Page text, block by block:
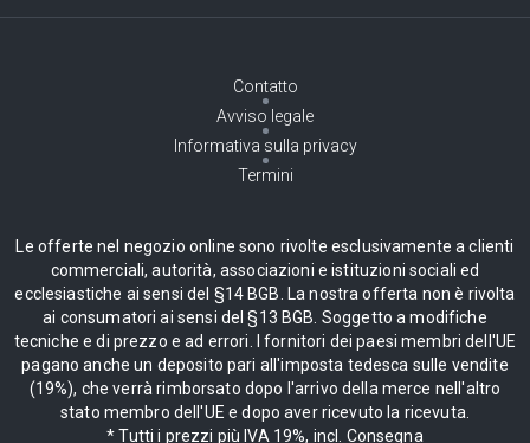
Contatto
Avviso legale
Informativa sulla privacy
Termini
Le offerte nel negozio online sono rivolte esclusivamente a clienti
commerciali, autorità, associazioni e istituzioni sociali ed
ecclesiastiche ai sensi del §14 BGB. La nostra offerta non è rivolta
ai consumatori ai sensi del §13 BGB. Soggetto a modifiche
tecniche e di prezzo e ad errori. I fornitori dei paesi membri dell'UE
pagano anche un deposito pari all'imposta tedesca sulle vendite
(19%), che verrà rimborsato dopo l'arrivo della merce nell'altro
stato membro dell'UE e dopo aver ricevuto la ricevuta.
* Tutti i prezzi più IVA 19%, incl. Consegna